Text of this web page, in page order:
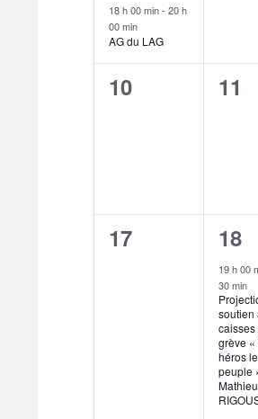
18 h 00 min- 20 h
00 min
AG du LAG
0
10
0
11
0
évènement,
17
1
18
19 h 00
30 min
soutien
caisses
grève «
héros le
peuple
Mathieu